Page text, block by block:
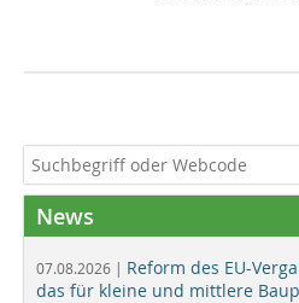
News
07.08.2026 | Reform des EU-
das für kleine und mittlere